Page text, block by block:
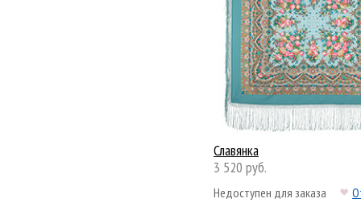
Славянка
3 520 руб.
Недоступен для заказа